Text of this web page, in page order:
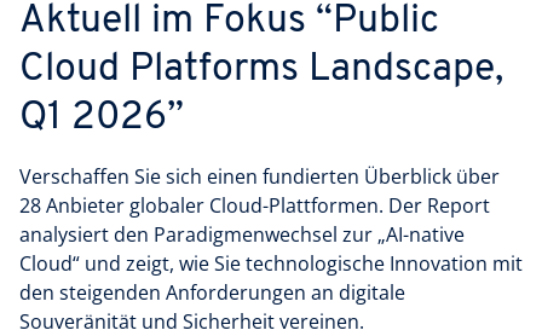
Aktuell im Fokus “Public
Cloud Platforms Landscape,
Q1 2026”
Verschaffen Sie sich einen fundierten Überblick über
28 Anbieter globaler Cloud-Plattformen. Der Report
analysiert den Paradigmenwechsel zur „AI-native
Cloud“ und zeigt, wie Sie technologische Innovation mit
den steigenden Anforderungen an digitale
Souveränität und Sicherheit vereinen.